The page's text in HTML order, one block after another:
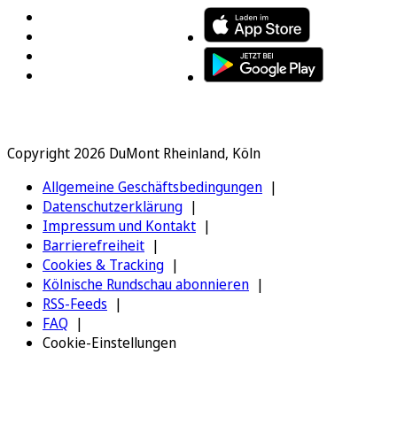
Copyright 2026 DuMont Rheinland, Köln
Allgemeine Geschäftsbedingungen
Datenschutzerklärung
Impressum und Kontakt
Barrierefreiheit
Cookies & Tracking
Kölnische Rundschau abonnieren
RSS-Feeds
FAQ
Cookie-Einstellungen